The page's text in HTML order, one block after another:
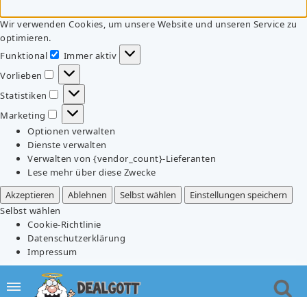
Wir verwenden Cookies, um unsere Website und unseren Service zu
optimieren.
Funktional
Funktional
Immer aktiv
Vorlieben
Vorlieben
Statistiken
Statistiken
Marketing
Marketing
Optionen verwalten
Dienste verwalten
Verwalten von {vendor_count}-Lieferanten
Lese mehr über diese Zwecke
Akzeptieren
Ablehnen Selbst wählen
Einstellungen speichern
Selbst wählen
Cookie-Richtlinie
Datenschutzerklärung
Impressum